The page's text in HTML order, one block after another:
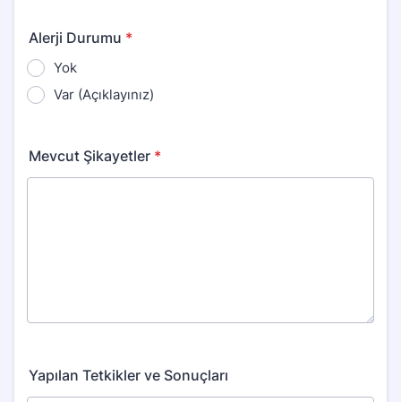
Alerji Durumu *
Yok
Var (Açıklayınız)
Mevcut Şikayetler *
Yapılan Tetkikler ve Sonuçları